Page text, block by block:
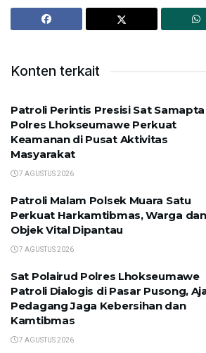
Konten terkait
Patroli Perintis Presisi Sat Samapta
Polres Lhokseumawe Perkuat
Keamanan di Pusat Aktivitas
Masyarakat
7 AGUSTUS 2026
Patroli Malam Polsek Muara Satu
Perkuat Harkamtibmas, Warga dan
Objek Vital Dipantau
7 AGUSTUS 2026
Sat Polairud Polres Lhokseumawe
Patroli Dialogis di Pasar Pusong,
Pedagang Jaga Kebersihan dan
Kamtibmas
7 AGUSTUS 2026